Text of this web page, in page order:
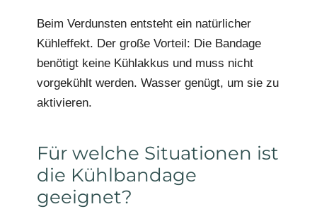
Beim Verdunsten entsteht ein natürlicher
Kühleffekt. Der große Vorteil: Die Bandage
benötigt keine Kühlakkus und muss nicht
vorgekühlt werden. Wasser genügt, um sie zu
aktivieren.
Für welche Situationen ist
die Kühlbandage
geeignet?